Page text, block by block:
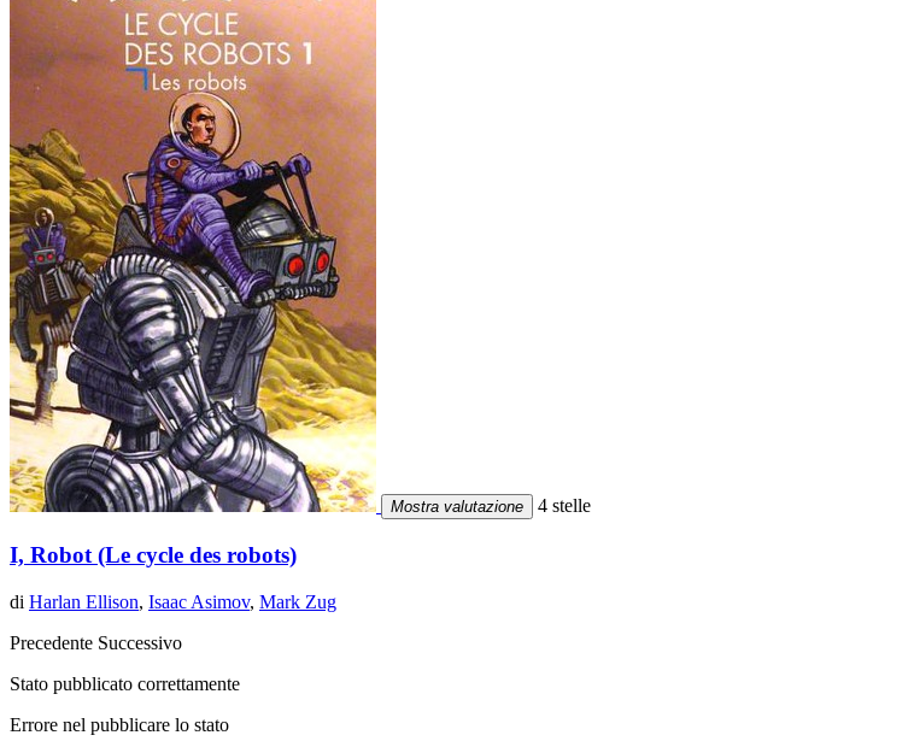
Mostra valutazione 4 stelle
I, Robot (Le cycle des robots)
di Harlan Ellison, Isaac Asimov, Mark Zug
Precedente Successivo
Stato pubblicato correttamente
Errore nel pubblicare lo stato